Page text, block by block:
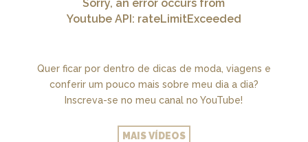
Sorry, an error occurs from
Youtube API: rateLimitExceeded
Quer ficar por dentro de dicas de moda, viagens e
conferir um pouco mais sobre meu dia a dia?
Inscreva-se no meu canal no YouTube!
MAIS VÍDEOS